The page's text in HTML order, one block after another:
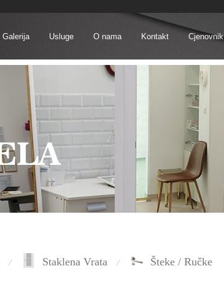
Galerija Usluge O nama Kontakt Cjenovnik
⁄ Staklena Vrata ⁄ Šteke / Ručke